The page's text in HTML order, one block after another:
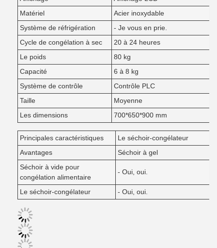
Matériel
Acier inoxydable
Système de réfrigération
- Je vous en prie.
Cycle de congélation à sec
20 à 24 heures
Le poids
80 kg
Capacité
6 à 8 kg
Système de contrôle
Contrôle PLC
Taille
Moyenne
Les dimensions
700*650*900 mm
Principales caractéristiques
Le séchoir-congélateur
Avantages
Séchoir à gel
Séchoir à vide pour
congélation alimentaire
- Oui, oui.
Le séchoir-congélateur - Oui, oui.